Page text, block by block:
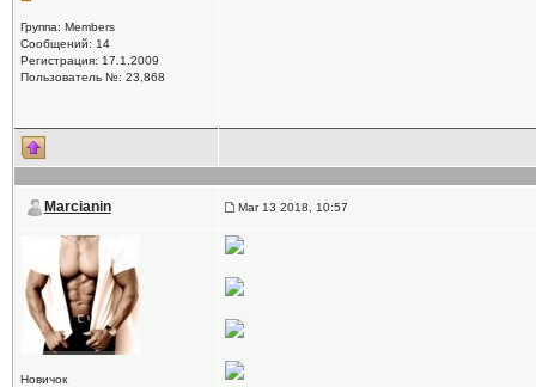
Группа: Members
Сообщений: 14
Регистрация: 17.1.2009
Пользователь №: 23,868
Marcianin Mar 13 2018, 10:57
Новичок